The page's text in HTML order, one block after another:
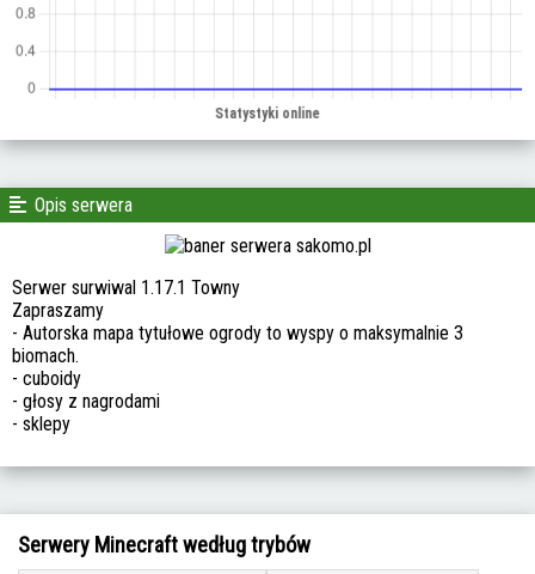
Opis serwera
Serwer surwiwal 1.17.1 Towny
Zapraszamy
- Autorska mapa tytułowe ogrody to wyspy o maksymalnie 3
biomach.
- cuboidy
- głosy z nagrodami
- sklepy
Serwery Minecraft według trybów